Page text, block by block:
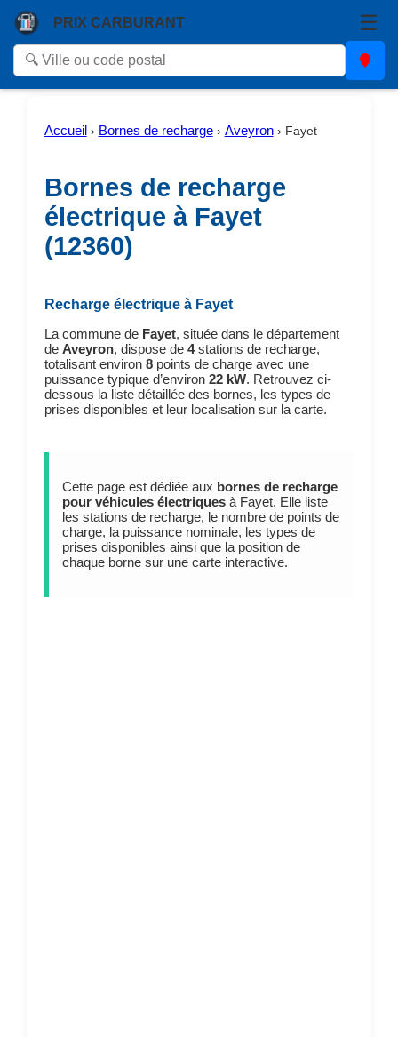
PRIX CARBURANT ☰
Accueil › Bornes de recharge› Aveyron› Fayet
Bornes de recharge
électrique à Fayet
(12360)
Recharge électrique à Fayet
La commune de Fayet, située dans le département
de Aveyron, dispose de 4stations de recharge,
totalisant environ 8points de charge avec une
puissance typique d’environ 22 kW. Retrouvez ci-
dessous la liste détaillée des bornes, les types de
prises disponibles et leur localisation sur la carte.
Cette page est dédiée aux bornes de recharge
pour véhicules électriquesà Fayet. Elle liste
les stations de recharge, le nombre de points de
charge, la puissance nominale, les types de
prises disponibles ainsi que la position de
chaque borne sur une carte interactive.